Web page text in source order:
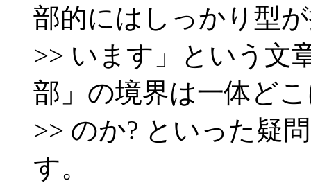
部的にはしっかり型
>> います」という文
部」の境界は一体ど
>> のか? といった疑
す。